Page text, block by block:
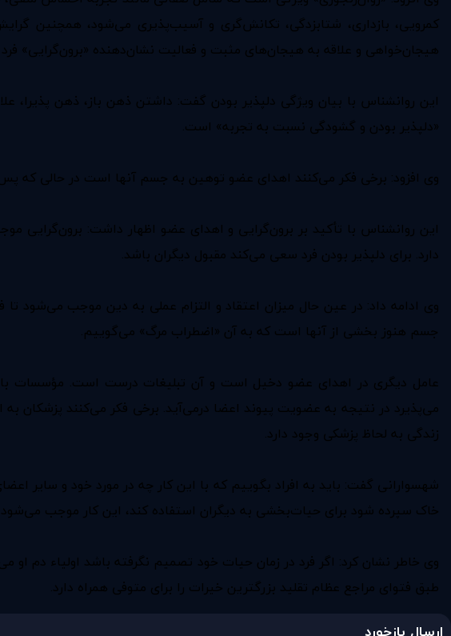
کمرویی، بازداری، شتابزدگی، تکانش‌گری و آسیب‌پذیری می‌شود، همچنین
هیجان‌خواهی و علاقه به هیجان‌های مثبت و فعالیت نشان‌دهنده «برون‌گرایی»
این روانشناس با بیان ویژگی دلپذیر بودن گفت: داشتن ذهن باز، ذهن پذیرا،
«دلپذیر بودن و گشودگی نسبت به تجربه» است.
وی افزود: برخی فکر می‌کنند اهدای عضو توهین به جسم آنها است در حالی که
این روانشناس با تأکید بر برون‌گرایی و اهدای عضو اظهار داشت: برون‌گرایی
دارد. برای دلپذیر بودن فرد سعی می‌کند مقبول دیگران باشد.
وی ادامه داد: در عین حال میزان اعتقاد و التزام عملی به دین موجب می‌شود
جسم هنوز بخشی از آنها است که به آن «اضطراب مرگ» می‌گوییم.
عامل دیگری در اهدای عضو دخیل است و آن تبلیغات درست است. مؤسسات باید
می‌پذیرد در نتیجه به عضویت پیوند اعضا درمی‌آید. برخی فکر می‌کنند پزشکان
زندگی به لحاظ پزشکی وجود دارد.
شهسوارانی گفت: باید به افراد بگوییم که با این کار چه در مورد خود و سایر
خاک سپرده شود برای حیات‌بخشی به دیگران استفاده کند، این کار موجب
وی خاطر نشان کرد: اگر فرد در زمان حیات خود تصمیم نگرفته باشد اولیاء دم او
طبق فتوای مراجع عظام تقلید بزرگترین خیرات را برای متوفی همراه دارد.